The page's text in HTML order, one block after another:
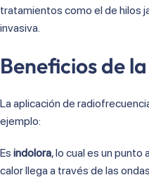
tratamientos como el de hilos
invasiva.
Beneficios de
La aplicación de
ejemplo:
Es indolora, lo cual es un
calor llega a través de las